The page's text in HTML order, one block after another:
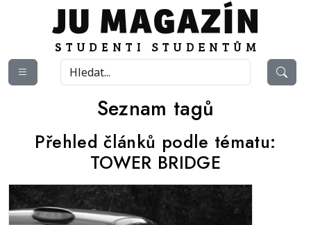
Seznam tagů
Přehled článků podle tématu:
TOWER BRIDGE